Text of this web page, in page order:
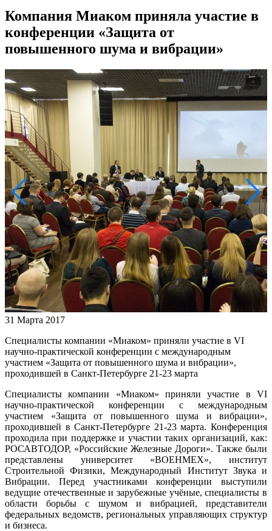
Компания Миаком приняла участие в
конференции «Защита от
повышенного шума и вибрации»
31 Марта 2017
Специалисты компании «Миаком» приняли участие в VI
научно-практической конференции с международным
участием «Защита от повышенного шума и вибрации»,
проходившей в Санкт-Петербурге 21-23 марта
Специалисты компании «Миаком» приняли участие в VI
научно-практической конференции с международным
участием «Защита от повышенного шума и вибрации»,
проходившей в Санкт-Петербурге 21-23 марта. Конференция
проходила при поддержке и участии таких организаций, как:
РОСАВТОДОР, «Российские Железные Дороги». Также были
представлены университет «ВОЕНМЕХ», институт
Строительной Физики, Международный Институт Звука и
Вибрации. Перед участниками конференции выступили
ведущие отечественные и зарубежные учёные, специалисты в
области борьбы с шумом и вибрацией, представители
федеральных ведомств, региональных управляющих структур
и бизнеса.